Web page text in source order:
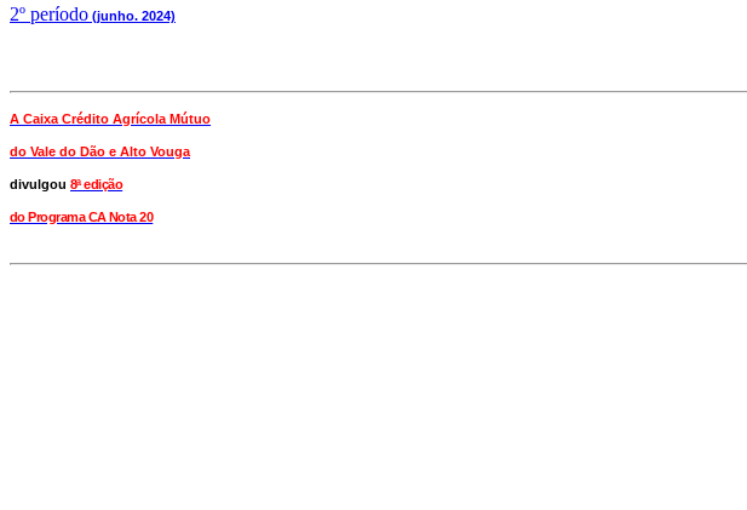
2º período (junho. 2024)
A Caixa Crédito Agrícola Mútuo
do Vale do Dão e Alto Vouga
divulgou 8ª edição
do Programa CA Nota 20